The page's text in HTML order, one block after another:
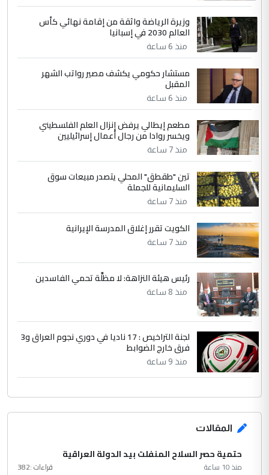
سردار
التعليق : واحد من عصابة علي ماما يسقط
جنسية الرافد الثالث للعراق ومن اصول عريقة
ابا فرات ...
الموضوع :
الجواهري يرد على صدام حسين سل
مضجعيك يابن الزنا (نص كامل)
5 حيدر عاشور
التعليق : تحياتي لك استاذ حامدتركان. كلام
دقيق ومسؤول؛ فالاستثمار الحقيقي للإنسان
وثروات البلد يعتمد على الكفاءة ...
الموضوع :
بين الإهمال واغتصاب الأرض.. بلاد
الرافدين تعاني الجفاف والتصحر!!
وزيرة الرياضة واثقة من إقامة نهائي كأس
العالم 2030 في إسبانيا
منذ 6 ساعة
مستشار حكومي يكشف مصير رواتب الشهر
المقبل
منذ 6 ساعة
مطعم إيطالي يرفض إنزال العلم الفلسطيني
ويخسر روادا من رجال أعمال إسرائيليين
منذ 7 ساعة
تين "طقطق" المحلي يتصدر مبيعات سوق
السليمانية للجملة
منذ 7 ساعة
الكويت تقرر إغلاق المدرسة الإيرانية
منذ 7 ساعة
رئيس هيئة النزاهة: لا مظلَّة تحمي الفاسدين
منذ 8 ساعة
لجنة التراخيص : 17 ناديا في دوري نجوم العراق و3
فرق خارج الضوابط
منذ 9 ساعة
المقالات
حتمية حصر السلاح المنفلت بيد الدولة العراقية
منذ 10 ساعة قراءات :382